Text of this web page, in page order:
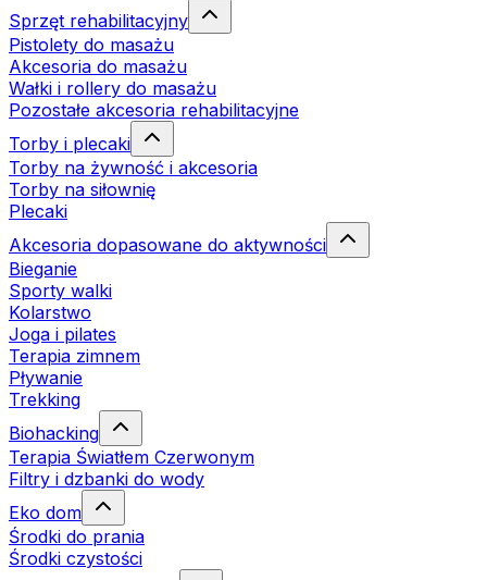
Sprzęt rehabilitacyjny
Pistolety do masażu
Akcesoria do masażu
Wałki i rollery do masażu
Pozostałe akcesoria rehabilitacyjne
Torby i plecaki
Torby na żywność i akcesoria
Torby na siłownię
Plecaki
Akcesoria dopasowane do aktywności
Bieganie
Sporty walki
Kolarstwo
Joga i pilates
Terapia zimnem
Pływanie
Trekking
Biohacking
Terapia Światłem Czerwonym
Filtry i dzbanki do wody
Eko dom
Środki do prania
Środki czystości